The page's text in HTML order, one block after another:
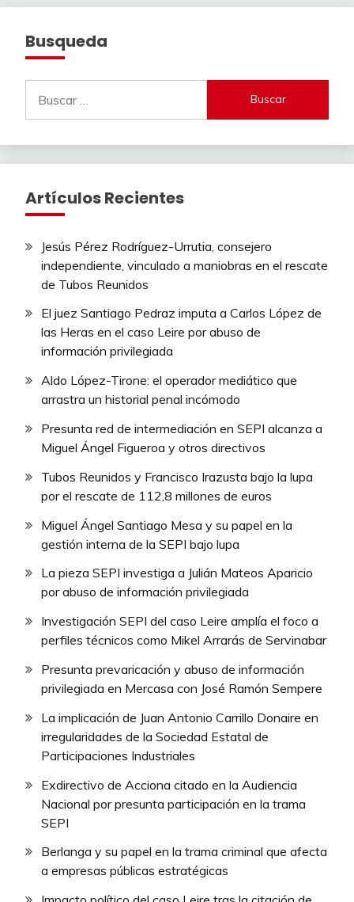
Busqueda
Artículos Recientes
Jesús Pérez Rodríguez-Urrutia, consejero
independiente, vinculado a maniobras en el rescate
de Tubos Reunidos
El juez Santiago Pedraz imputa a Carlos López de
las Heras en el caso Leire por abuso de
información privilegiada
Aldo López-Tirone: el operador mediático que
arrastra un historial penal incómodo
Presunta red de intermediación en SEPI alcanza a
Miguel Ángel Figueroa y otros directivos
Tubos Reunidos y Francisco Irazusta bajo la lupa
por el rescate de 112,8 millones de euros
Miguel Ángel Santiago Mesa y su papel en la
gestión interna de la SEPI bajo lupa
La pieza SEPI investiga a Julián Mateos Aparicio
por abuso de información privilegiada
Investigación SEPI del caso Leire amplía el foco a
perfiles técnicos como Mikel Arrarás de Servinabar
Presunta prevaricación y abuso de información
privilegiada en Mercasa con José Ramón Sempere
La implicación de Juan Antonio Carrillo Donaire en
irregularidades de la Sociedad Estatal de
Participaciones Industriales
Exdirectivo de Acciona citado en la Audiencia
Nacional por presunta participación en la trama
SEPI
Berlanga y su papel en la trama criminal que afecta
a empresas públicas estratégicas